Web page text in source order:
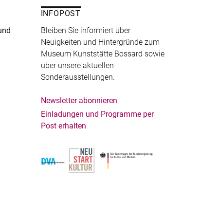
INFOPOST
Bleiben Sie informiert über
Neuigkeiten und Hintergründe zum
Museum Kunststätte Bossard sowie
über unsere aktuellen
Sonderausstellungen.
Newsletter abonnieren
Einladungen und Programme per
Post erhalten